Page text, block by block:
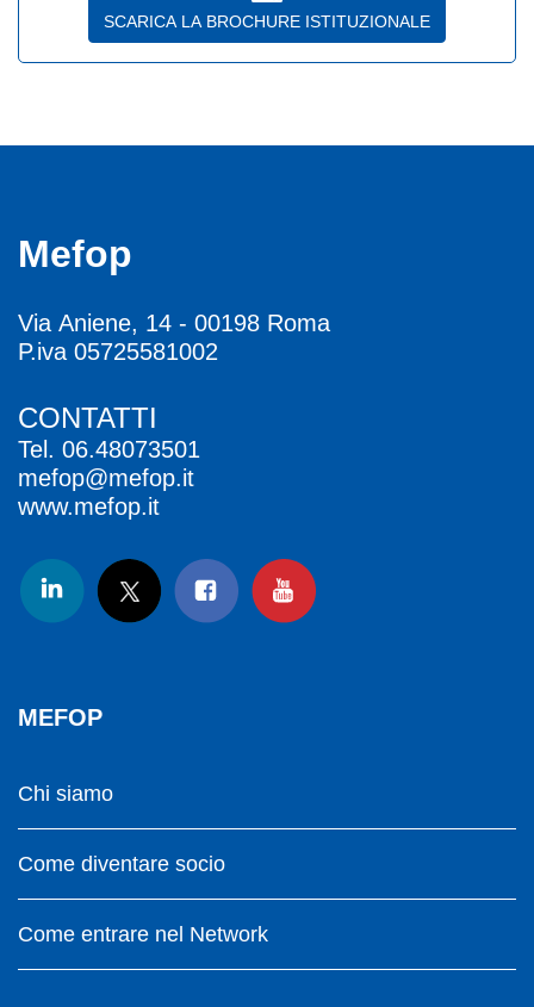
SCARICA LA BROCHURE ISTITUZIONALE
Mefop
Via Aniene, 14 - 00198 Roma
P.iva 05725581002
CONTATTI
Tel. 06.48073501
mefop@mefop.it
www.mefop.it
MEFOP
Chi siamo
Come diventare socio
Come entrare nel Network